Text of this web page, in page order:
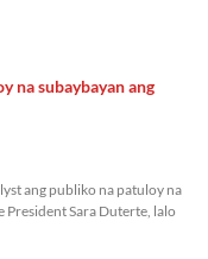
na subaybayan ang
ang publiko na patuloy na
President Sara Duterte, lalo